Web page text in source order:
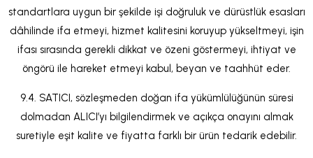
standartlara uygun bir şekilde işi doğruluk ve dürüstlük esasları
dâhilinde ifa etmeyi, hizmet kalitesini koruyup yükseltmeyi, işin
ifası sırasında gerekli dikkat ve özeni göstermeyi, ihtiyat ve
öngörü ile hareket etmeyi kabul, beyan ve taahhüt eder.
9.4. SATICI, sözleşmeden doğan ifa yükümlülüğünün süresi
dolmadan ALICI’yı bilgilendirmek ve açıkça onayını almak
suretiyle eşit kalite ve fiyatta farklı bir ürün tedarik edebilir.